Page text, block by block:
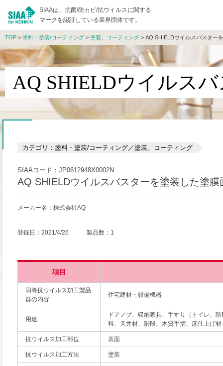
SIAAは、抗菌/防カビ/抗ウイルスに関する
マークを認証している業界団体です。
TOP > 塗料・塗装/コーティング > 塗装、コーティング > AQ SHIELDウイルスバスター
AQ SHIELDウイルス
カテゴリ：塗料・塗装/コーティング／塗装、コーティング
SIAAコード：JP0612948X0002N
AQ SHIELDウイルスバスターを塗装した塗膜
メーカー名：株式会社AQ
登録日：2021/4/26 製品数：1
項目
同等抗ウイルス加工製品
群の内容
住宅建材・設備機器
用途
ドアノブ、収納家具、手すり（トイレ、
料、天井材、階段、木質手摺、床仕上げ材
抗ウイルス加工部位 表面
抗ウイルス加工方法 塗装